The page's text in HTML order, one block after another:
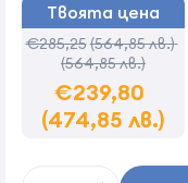
Твоята цена
€285,25(564,85 лв.)
(564,85 лв.)
€239,80
(474,85 лв.)